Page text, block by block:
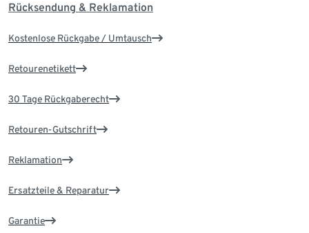
Rücksendung & Reklamation
Kostenlose Rückgabe / Umtausch
Retourenetikett
30 Tage Rückgaberecht
Retouren-Gutschrift
Reklamation
Ersatzteile & Reparatur
Garantie